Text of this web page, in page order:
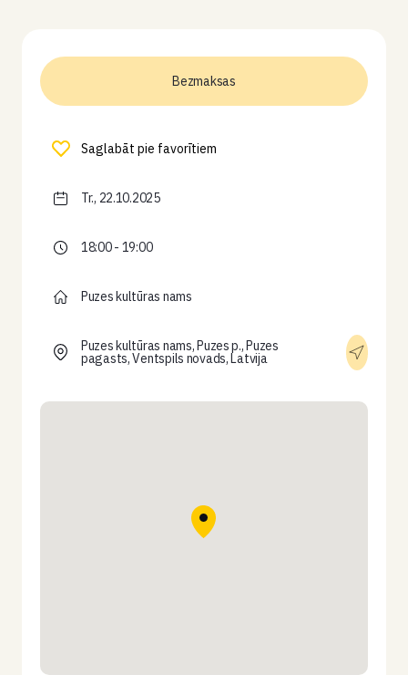
Bezmaksas
Saglabāt pie favorītiem
Tr., 22.10.2025
18:00 - 19:00
Puzes kultūras nams
Puzes kultūras nams, Puzes p., Puzes
pagasts, Ventspils novads, Latvija